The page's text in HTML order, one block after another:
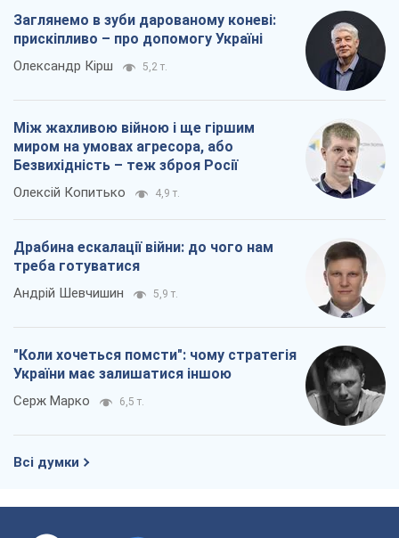
Заглянемо в зуби дарованому коневі:
прискіпливо – про допомогу Україні
Олександр Кірш 5,2 т.
Між жахливою війною і ще гіршим
миром на умовах агресора, або
Безвихідність – теж зброя Росії
Олексій Копитько 4,9 т.
Драбина ескалації війни: до чого нам
треба готуватися
Андрій Шевчишин 5,9 т.
"Коли хочеться помсти": чому стратегія
України має залишатися іншою
Серж Марко 6,5 т.
Всі думки